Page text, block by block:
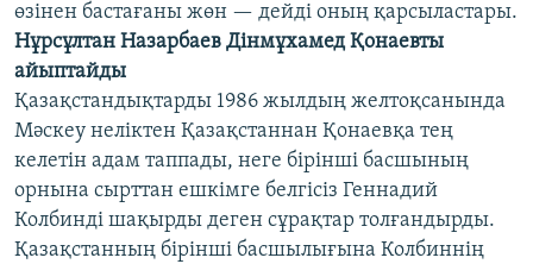
өзінен бастағаны жөн — дейді оның қарсыластары.
Нұрсұлтан Назарбаев Дінмұхамед Қонаевты
айыптайды
Қазақстандықтарды 1986 жылдың желтоқсанында
Мәскеу неліктен Қазақстаннан Қонаевқа тең
келетін адам таппады, неге бірінші басшының
орнына сырттан ешкімге белгісіз Геннадий
Колбинді шақырды деген сұрақтар толғандырды.
Қазақстанның бірінші басшылығына Колбиннің